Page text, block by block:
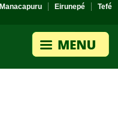
Manacapuru Eirunepé
Tefé